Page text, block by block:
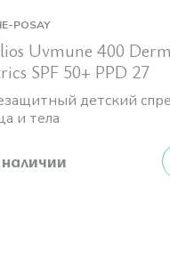
POSAY
Uvmune 400
SPF 50+ PPD 27
детский
и тела